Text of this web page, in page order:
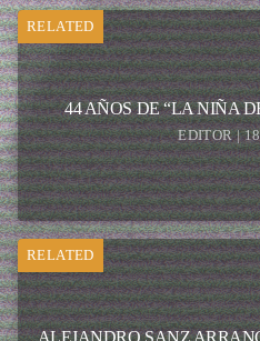
RELATED
44 AÑOS DE “LA NIÑA
EDITOR |
RELATED
ALEJANDRO SANZ